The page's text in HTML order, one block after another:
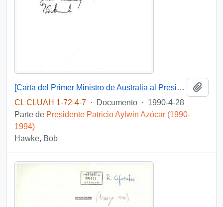
[Carta del Primer Ministro de Australia al Presidente Aylwin, agradeciendo palabras de felicitaciones por asunción de mandato por cuarta vez].
CL CLUAH 1-72-4-7 · Documento · 1990-4-28
Parte de Presidente Patricio Aylwin Azócar (1990-
1994)
Hawke, Bob